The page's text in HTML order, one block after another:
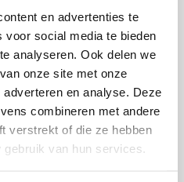
en advertenties te
voor social media te bieden
analyseren. Ook delen we
onze site met onze
en analyse. Deze
combineren met andere
verstrekt of die ze hebben
van hun services.
metaal Ø 35 cm
,00